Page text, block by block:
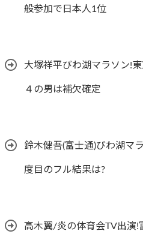
般参加で日本人1位
大塚祥平びわ湖マラソン!
４の男は補欠確定
鈴木健吾(富士通)びわ湖マ
度目のフル結果は?
高木翼/炎の体育会TV出演!